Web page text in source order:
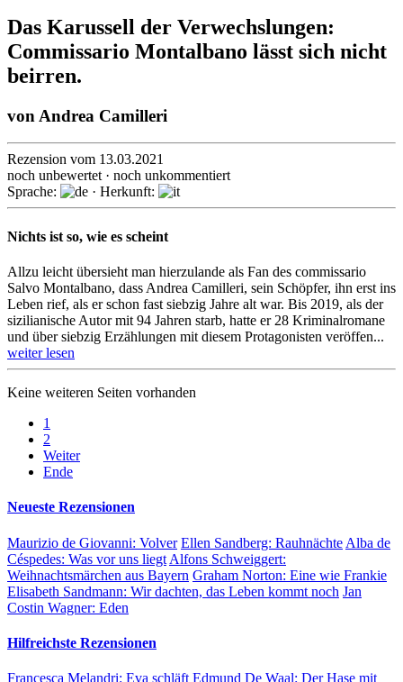
Das Karussell der Verwechslungen:
Commissario Montalbano lässt sich nicht
beirren.
von Andrea Camilleri
Rezension vom 13.03.2021
noch unbewertet · noch unkommentiert
Sprache:
· Herkunft:
Nichts ist so, wie es scheint
Allzu leicht übersieht man hierzulande als Fan des commissario
Salvo Montal­bano, dass Andrea Camilleri, sein Schöpfer, ihn erst ins
Leben rief, als er schon fast siebzig Jahre alt war. Bis 2019, als der
sizilia­nische Autor mit 94 Jahren starb, hatte er 28 Kriminal­romane
und über siebzig Erzäh­lungen mit diesem Protago­nisten veröf­fen...
weiter lesen
Keine weiteren Seiten vorhanden
1
2
Weiter
Ende
Neueste Rezensionen
Maurizio de Giovanni: Volver Ellen Sandberg: Rauhnächte Alba de
Céspedes: Was vor uns liegt Alfons Schweiggert:
Weihnachtsmärchen aus Bayern Graham Norton: Eine wie Frankie
Elisabeth Sandmann: Wir dachten, das Leben kommt noch Jan
Costin Wagner: Eden
Hilfreichste Rezensionen
Francesca Melandri: Eva schläft Edmund De Waal: Der Hase mit